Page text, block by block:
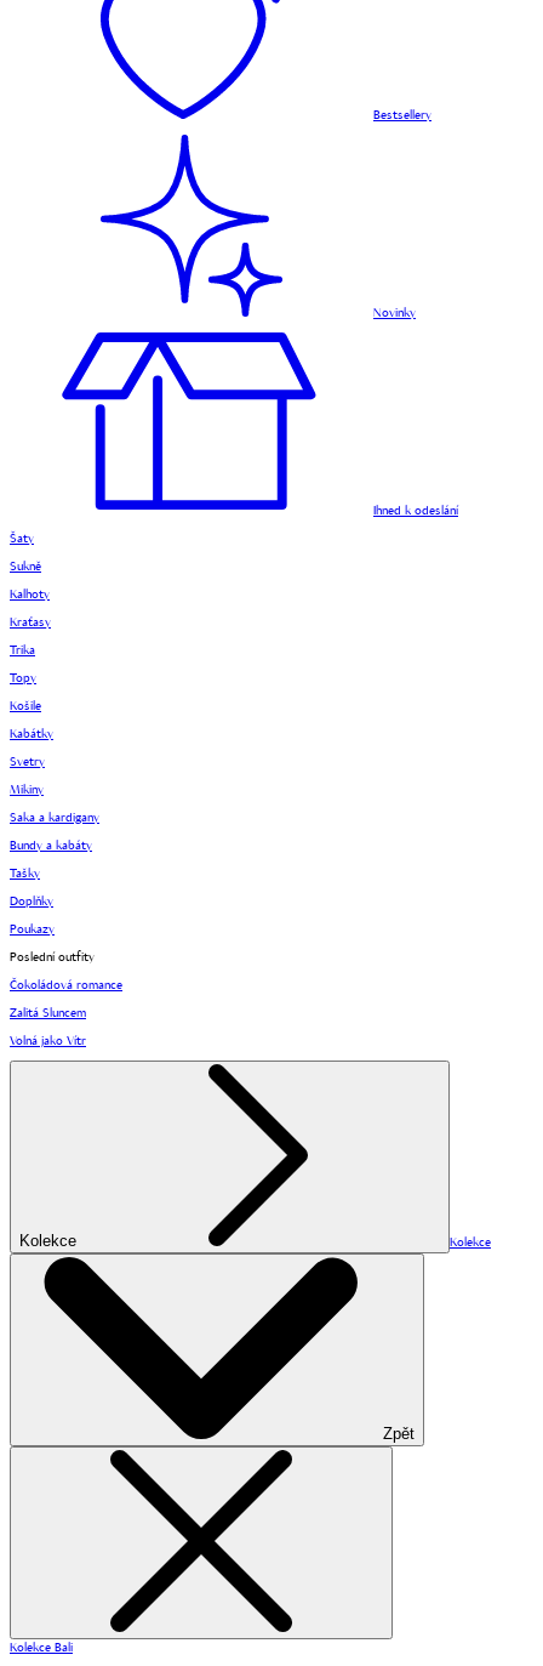
Bestsellery
Novinky
Ihned k odeslání
Šaty
Sukně
Kalhoty
Kraťasy
Trika
Topy
Košile
Kabátky
Svetry
Mikiny
Saka a kardigany
Bundy a kabáty
Tašky
Doplňky
Poukazy
Poslední outfity
Čokoládová romance
Zalitá Sluncem
Volná jako Vítr
Kolekce Kolekce
Zpět
Kolekce Bali